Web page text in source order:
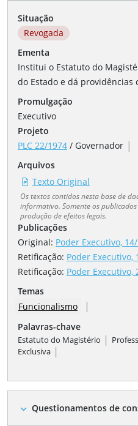
Situação
Revogada
Ementa
Institui o Estatuto do
do Estado e dá providências
Promulgação
Executivo
Projeto
PLC 22/1974 / Governador |
Arquivos
Texto Original
Os textos contidos nesta base de
informativo. Somente os
produção de efeitos legais.
Publicações
Original: Poder Executivo,
Retificação: Poder Executivo,
Retificação: Poder Executivo,
Temas
Funcionalismo
|
Palavras-chave
Estatuto do Magistério |
Exclusiva |
expand_more Questionamentos de